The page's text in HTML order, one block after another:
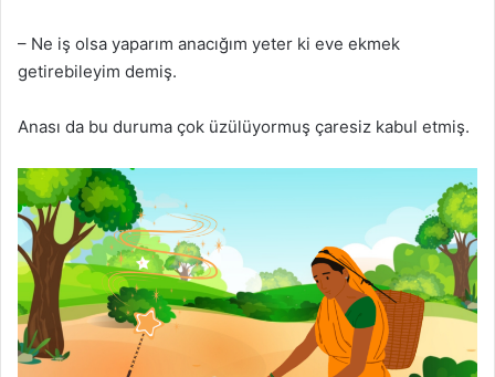
– Ne iş olsa yaparım anacığım yeter ki eve ekmek
getirebileyim demiş.
Anası da bu duruma çok üzülüyormuş çaresiz kabul etmiş.